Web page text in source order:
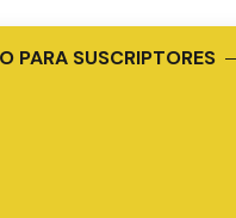
PARA SUSCRIPTORES